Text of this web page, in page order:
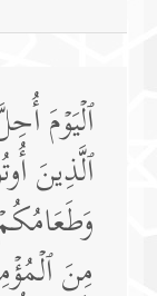
ٱلۡیَوۡمَ
ٱلَّذِینَ
مِنَ